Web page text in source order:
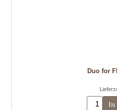
Duo for